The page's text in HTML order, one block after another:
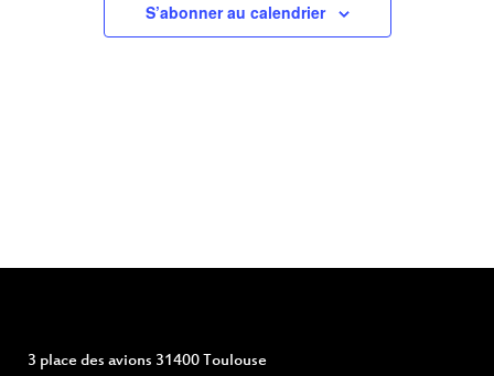
VUES
S’abonner au calendrier
3 place des avions 31400 Toulouse